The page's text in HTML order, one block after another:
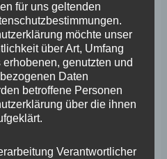
echte und brauchbare
Vorbilder,
der LEAP, der lokalen
Welchen Sinn
den Innenstädten mit
Wiese die Kundschaft
für uns geltenden
möchte unser
über Art, Umfang
genutzten und
Daten
betroffene Personen
über die ihnen
Verantwortlicher